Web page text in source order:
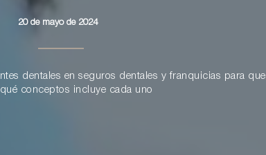
20 de mayo de 2024
dentales en seguros dentales y franquicias para que
conceptos incluye cada uno